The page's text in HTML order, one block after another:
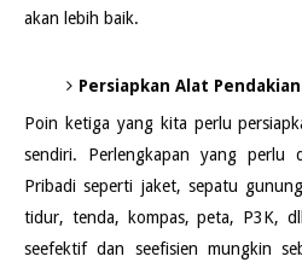
akan lebih baik.
Persiapkan Alat Pendakian
Poin ketiga yang kita perlu
sendiri. Perlengkapan yang perlu
Pribadi seperti jaket, sepatu
tidur, tenda, kompas, peta, P3K,
seefektif dan seefisien mungkin